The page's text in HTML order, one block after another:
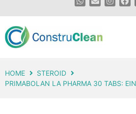
HOME
STEROID
PRIMABOLAN LA PHARMA 30 TABS: